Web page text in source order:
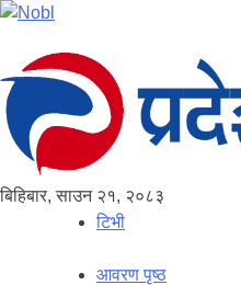
बिहिबार, साउन २१, २०८३
टिभी
आवरण पृष्‍ठ